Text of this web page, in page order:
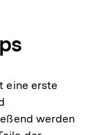
eine erste
werden